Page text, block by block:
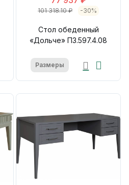
101 318.10 ₽ -30%
Стол обеденный
«Дольче» П3.597.4.08
Размеры